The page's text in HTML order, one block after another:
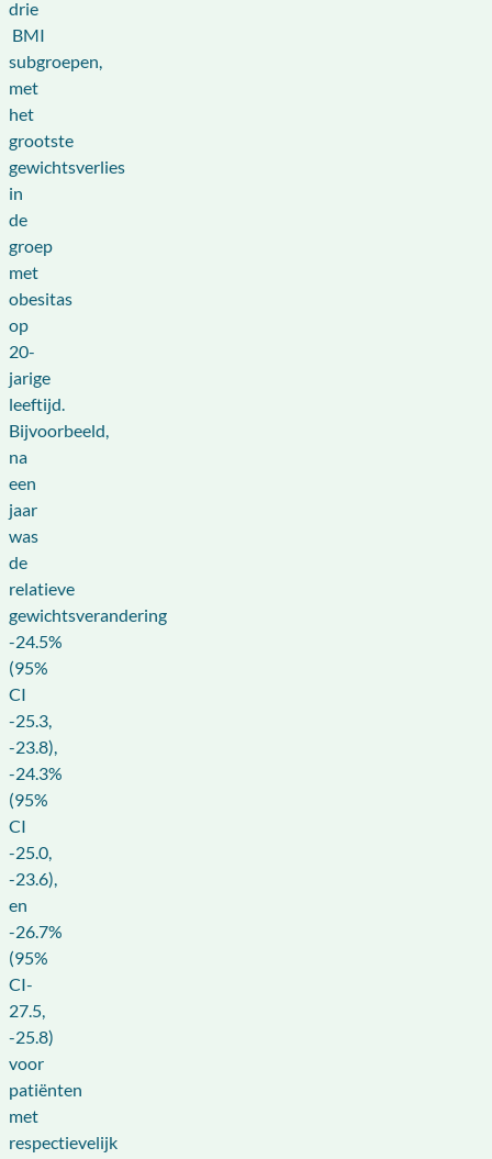
drie
BMI
subgroepen,
met
het
grootste
gewichtsverlies
in
de
groep
met
obesitas
op
20-
jarige
leeftijd.
Bijvoorbeeld,
na
een
jaar
was
de
relatieve
gewichtsverandering
-24.5%
(95%
CI
-25.3,
-23.8),
-24.3%
(95%
CI
-25.0,
-23.6),
en
-26.7%
(95%
CI-
27.5,
-25.8)
voor
patiënten
met
respectievelijk